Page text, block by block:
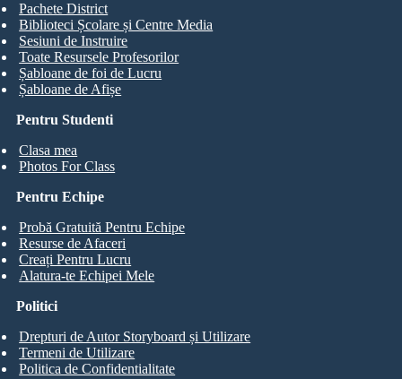
Pentru Studenti
Clasa mea
Photos For Class
Pachete District
Biblioteci Școlare și Centre Media
Sesiuni de Instruire
Toate Resursele Profesorilor
Șabloane de foi de Lucru
Șabloane de Afișe
Pentru Echipe
Probă Gratuită Pentru Echipe
Resurse de Afaceri
Creați Pentru Lucru
Alatura-te Echipei Mele
Politici
Drepturi de Autor Storyboard și Utilizare
Termeni de Utilizare
Politica de Confidentialitate